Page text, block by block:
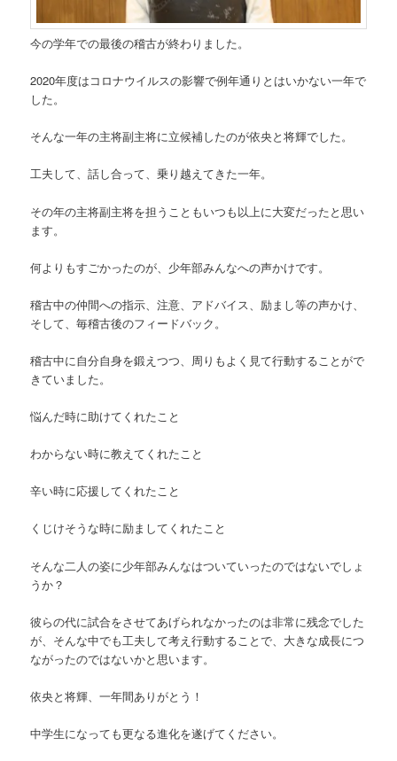
今の学年での最後の稽古が終わりました。
2020年度はコロナウイルスの影響で例年通りとはいかない一年で
した。
そんな一年の主将副主将に立候補したのが依央と将輝でした。
工夫して、話し合って、乗り越えてきた一年。
その年の主将副主将を担うこともいつも以上に大変だったと思い
ます。
何よりもすごかったのが、少年部みんなへの声かけです。
稽古中の仲間への指示、注意、アドバイス、励まし等の声かけ、
そして、毎稽古後のフィードバック。
稽古中に自分自身を鍛えつつ、周りもよく見て行動することがで
きていました。
悩んだ時に助けてくれたこと
わからない時に教えてくれたこと
辛い時に応援してくれたこと
くじけそうな時に励ましてくれたこと
そんな二人の姿に少年部みんなはついていったのではないでしょ
うか？
彼らの代に試合をさせてあげられなかったのは非常に残念でした
が、そんな中でも工夫して考え行動することで、大きな成長につ
ながったのではないかと思います。
依央と将輝、一年間ありがとう！
中学生になっても更なる進化を遂げてください。